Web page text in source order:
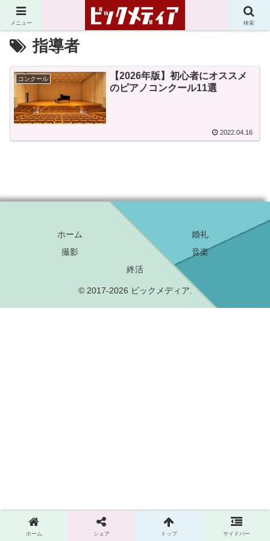
指導者
コンクール
【2026年版】初心者にオススメ
のピアノコンクール11選
2022.04.16
ホーム
婚礼
撮影
音楽
終活
© 2017-2026 ビックメディア.
メニュー 検索
ホーム シェア トップ サイドバー